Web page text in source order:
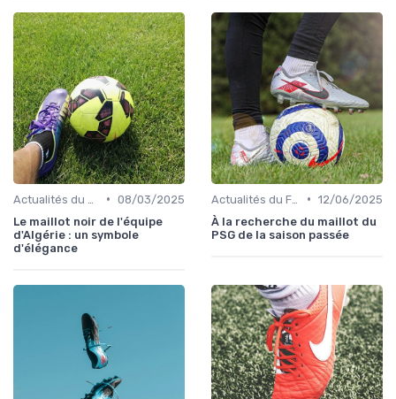
• 08/03/2025
Le maillot noir de l'équipe
d'Algérie : un symbole
d'élégance
• 12/06/2025
À la recherche du maillot du
PSG de la saison passée